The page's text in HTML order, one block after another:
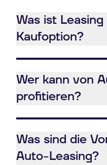
Was ist
Kaufoption?
Wer kann von
profitieren?
Was sind die
Auto-Leasing?